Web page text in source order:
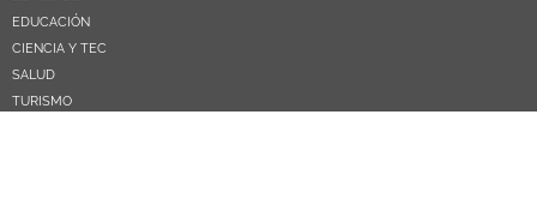
EDUCACIÓN
CIENCIA Y TEC
SALUD
TURISMO